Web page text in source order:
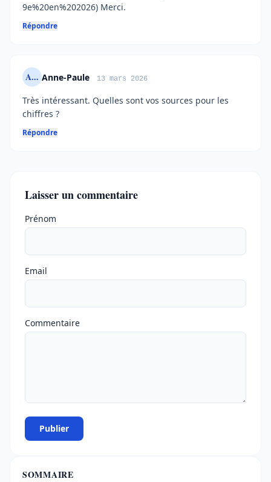
9e%20en%202026) Merci.
Répondre
A... Anne-Paule 13 mars 2026
Très intéressant. Quelles sont vos sources pour les
chiffres ?
Répondre
Laisser un commentaire
Ne pas remplir
Prénom
Email
Commentaire
Publier
SOMMAIRE